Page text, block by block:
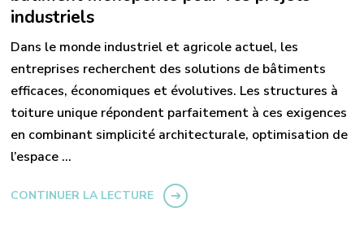
industriels
Dans le monde industriel et agricole actuel, les
entreprises recherchent des solutions de bâtiments
efficaces, économiques et évolutives. Les structures à
toiture unique répondent parfaitement à ces exigences
en combinant simplicité architecturale, optimisation de
l’espace …
CONTINUER LA LECTURE